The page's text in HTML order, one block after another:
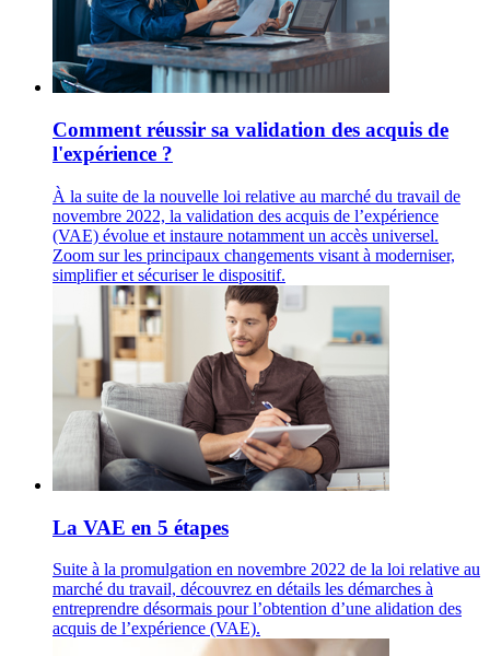
Comment réussir sa validation des acquis de
l'expérience ?
À la suite de la nouvelle loi relative au marché du travail de
novembre 2022, la validation des acquis de l’expérience
(VAE) évolue et instaure notamment un accès universel.
Zoom sur les principaux changements visant à moderniser,
simplifier et sécuriser le dispositif.
La VAE en 5 étapes
Suite à la promulgation en novembre 2022 de la loi relative au
marché du travail, découvrez en détails les démarches à
entreprendre désormais pour l’obtention d’une alidation des
acquis de l’expérience (VAE).